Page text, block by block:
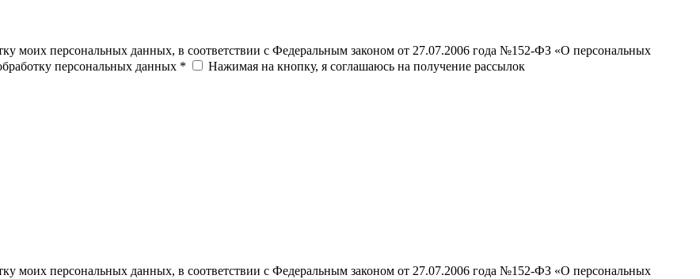
моих персональных данных, в соответствии с Федеральным законом от 27.07.2006 года №152-ФЗ «О персональных
персональных данных *
Нажимая на кнопку, я соглашаюсь на получение рассылок
моих персональных данных, в соответствии с Федеральным законом от 27.07.2006 года №152-ФЗ «О персональных